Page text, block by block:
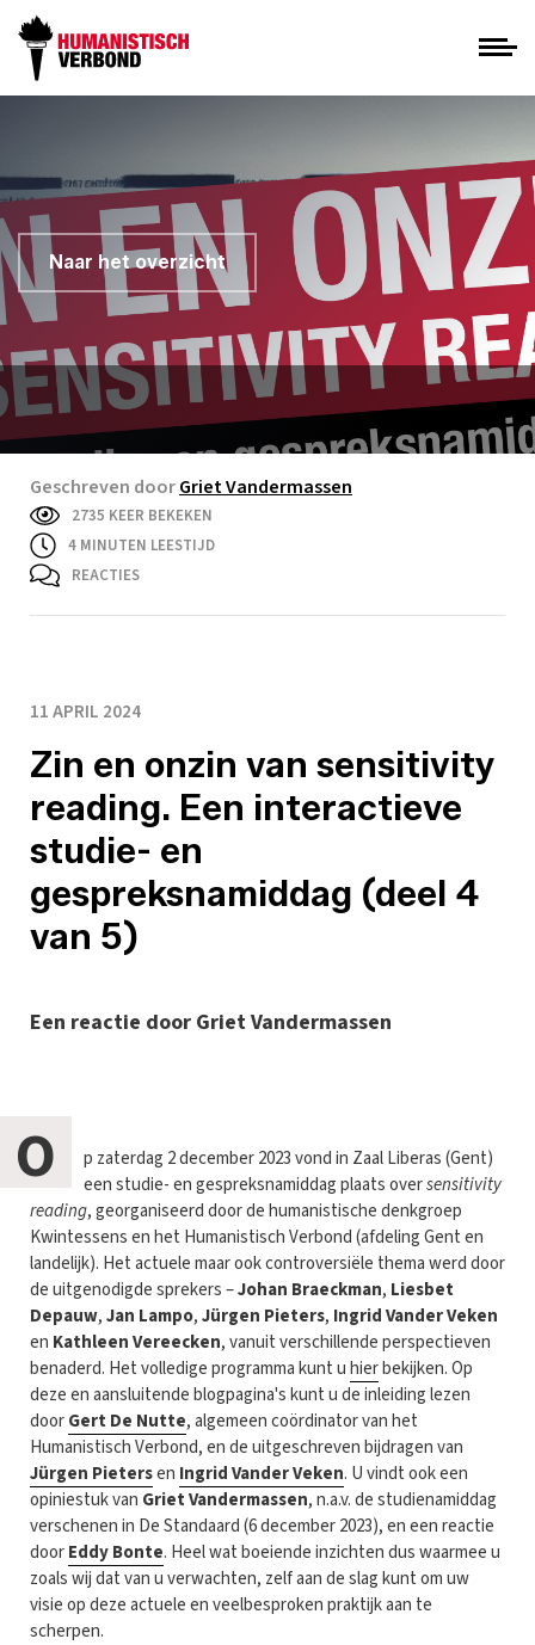
Naar het overzicht
Geschreven doorGriet Vandermassen
2735 KEER BEKEKEN
4 MINUTEN LEESTIJD
REACTIES
11 APRIL 2024
Zin en onzin van sensitivity
reading. Een interactieve
studie- en
gespreksnamiddag (deel 4
van 5)
Een reactie door Griet Vandermassen
O
p zaterdag 2 december 2023 vond in Zaal Liberas (Gent)
een studie- en gespreksnamiddag plaats oversensitivity
reading, georganiseerd door de humanistische denkgroep
Kwintessens en het Humanistisch Verbond (afdeling Gent en
landelijk). Het actuele maar ook controversiële thema werd door
de uitgenodigde sprekers –Johan Braeckman, Liesbet
Depauw,Jan Lampo,Jürgen Pieters, Ingrid Vander Veken
en Kathleen Vereecken, vanuit verschillende perspectieven
benaderd. Het volledige programma kunt uhierbekijken. Op
deze en aansluitende blogpagina's kunt u de inleiding lezen
doorGert De Nutte, algemeen coördinator van het
Humanistisch Verbond, en de uitgeschreven bijdragen van
Jürgen Pietersen Ingrid Vander Veken. U vindt ook een
opiniestuk van Griet Vandermassen, n.a.v. de studienamiddag
verschenen in De Standaard (6 december 2023), en een reactie
doorEddy Bonte. Heel wat boeiende inzichten dus waarmee u
zoals wij dat van u verwachten, zelf aan de slag kunt om uw
visie op deze actuele en veelbesproken praktijk aan te
scherpen.